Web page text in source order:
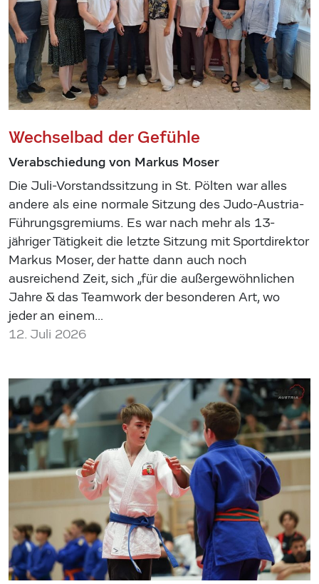
Wechselbad der Gefühle
Verabschiedung von Markus Moser
Die Juli-Vorstandssitzung in St. Pölten war alles
andere als eine normale Sitzung des Judo-Austria-
Führungsgremiums. Es war nach mehr als 13-
jähriger Tätigkeit die letzte Sitzung mit Sportdirektor
Markus Moser, der hatte dann auch noch
ausreichend Zeit, sich „für die außergewöhnlichen
Jahre & das Teamwork der besonderen Art, wo
jeder an einem…
12. Juli 2026